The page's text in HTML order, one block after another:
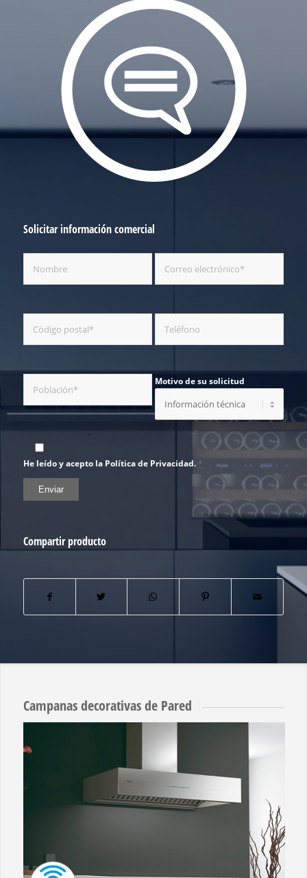
Solicitar información comercial
Motivo de su solicitud
He leído y acepto la Política de Privacidad. *
Compartir producto
Campanas decorativas de Pared